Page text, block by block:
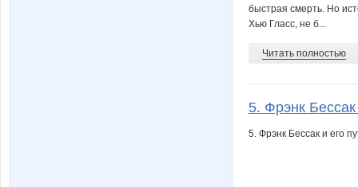
быстрая смерть. Но
Хью Гласс, не б...
Читать полностью
5. Фрэнк
5. Фрэнк Бессак и его